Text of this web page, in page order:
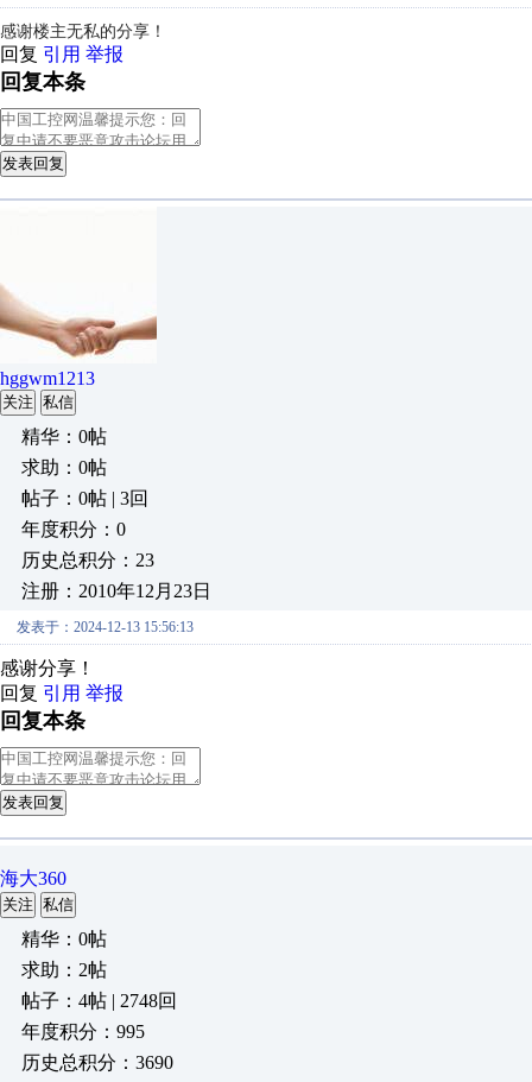
感谢楼主无私的分享！
回复 引用 举报
回复本条
发表回复
hggwm1213
关注 私信
精华：0帖
求助：0帖
帖子：0帖 | 3回
年度积分：0
历史总积分：23
注册：2010年12月23日
发表于：2024-12-13 15:56:13
感谢分享！
回复 引用 举报
回复本条
发表回复
海大360
关注 私信
精华：0帖
求助：2帖
帖子：4帖 | 2748回
年度积分：995
历史总积分：3690